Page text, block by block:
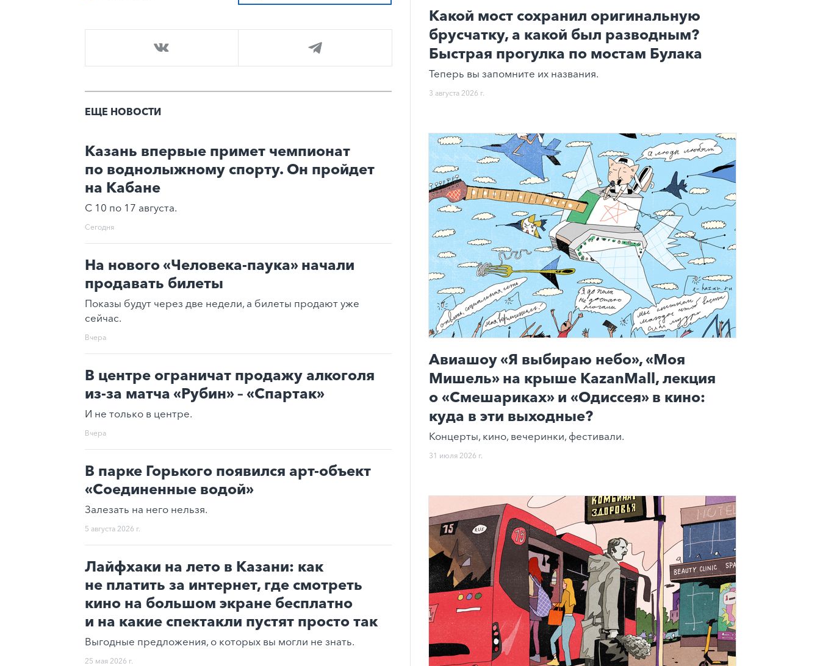
ЕЩЕ НОВОСТИ
Казань впервые примет чемпионат
по воднолыжному спорту. Он пройдет
на Кабане
С 10 по 17 августа.
Сегодня
На нового «Человека-паука» начали
продавать билеты
Показы будут через две недели, а билеты продают уже
сейчас.
Вчера
В центре ограничат продажу алкоголя
из-за матча «Рубин» – «Спартак»
И не только в центре.
Вчера
В парке Горького появился арт-объект
«Соединенные водой»
Залезать на него нельзя.
5 августа 2026 г.
Лайфхаки на лето в Казани: как
не платить за интернет, где смотреть
кино на большом экране бесплатно
и на какие спектакли пустят просто так
Выгодные предложения, о которых вы могли не знать.
25 мая 2026 г.
Какой мост сохранил оригинальную
брусчатку, а какой был разводным?
Быстрая прогулка по мостам Булака
Теперь вы запомните их названия.
3 августа 2026 г.
Авиашоу «Я выбираю небо», «Моя
Мишель» на крыше KazanMall, лекция
о «Смешариках» и «Одиссея» в кино:
куда в эти выходные?
Концерты, кино, вечеринки, фестивали.
31 июля 2026 г.